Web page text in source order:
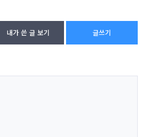
내가 쓴 글 보기 글쓰기